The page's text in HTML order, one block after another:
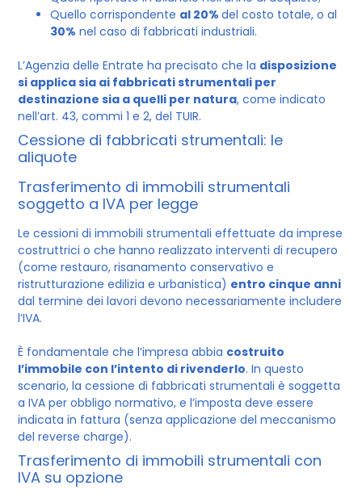
Quello corrispondente al 20%del costo totale, o al
30% nel caso di fabbricati industriali.
L’Agenzia delle Entrate ha precisato che la disposizione
si applica sia ai fabbricati strumentali per
destinazione sia a quelli per natura, come indicato
nell’art. 43, commi 1 e 2, del TUIR.
Cessione di fabbricati strumentali: le
aliquote
Trasferimento di immobili strumentali
soggetto a IVA per legge
Le cessioni di immobili strumentali effettuate da imprese
costruttrici o che hanno realizzato interventi di recupero
(come restauro, risanamento conservativo e
ristrutturazione edilizia e urbanistica) entro cinque anni
dal termine dei lavori devono necessariamente includere
l’IVA.
È fondamentale che l’impresa abbia costruito
l’immobile con l’intento di rivenderlo. In questo
scenario, la cessione di fabbricati strumentali è soggetta
a IVA per obbligo normativo, e l’imposta deve essere
indicata in fattura (senza applicazione del meccanismo
del reverse charge).
Trasferimento di immobili strumentali con
IVA su opzione